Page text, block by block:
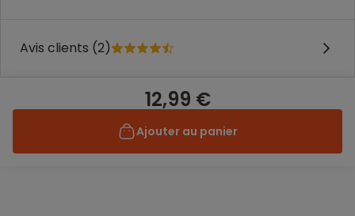
Avis clients (2)
12,99 €
Ajouter au panier